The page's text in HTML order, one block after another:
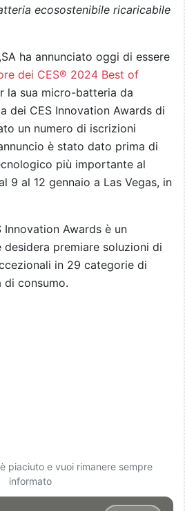
ecosostenibile ricaricabile
ha annunciato oggi di essere
dei CES® 2024 Best of
la sua micro-batteria da
dei CES Innovation Awards di
un numero di iscrizioni
è stato dato prima di
più importante al
9 al 12 gennaio a Las Vegas, in
Innovation Awards è un
desidera premiare soluzioni di
in 29 categorie di
consumo.
piaciuto e vuoi rimanere sempre
informato